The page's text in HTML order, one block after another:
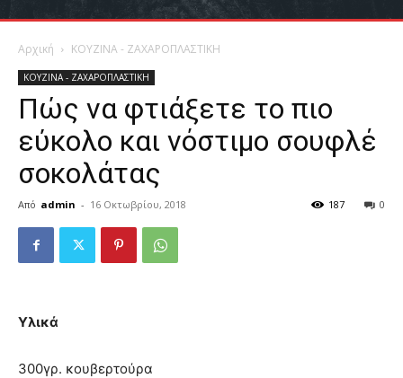
Αρχική ΚΟΥΖΙΝΑ - ΖΑΧΑΡΟΠΛΑΣΤΙΚΗ
ΚΟΥΖΙΝΑ - ΖΑΧΑΡΟΠΛΑΣΤΙΚΗ
Πώς να φτιάξετε το πιο
εύκολο και νόστιμο σουφλέ
σοκολάτας
Από admin - 16 Οκτωβρίου, 2018 0
187
Υλικά
300γρ. κουβερτούρα